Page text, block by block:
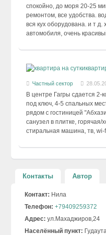
спокойно, до моря 20-25
ремонтом, все удобства.
вся кух оборудована. и т
автомобиля, очень
Частный сектор
В центре Гагры сдается 2-
под ключ, 4-5 спальных
рядом с гостиницей
санузел в плитке,
стиральная машина, тв, wi-
Контакты Автор
Контакт: Нила
Телефон: +79409259372
Адрес: ул.Махаджиров,24
Населённый пункт: